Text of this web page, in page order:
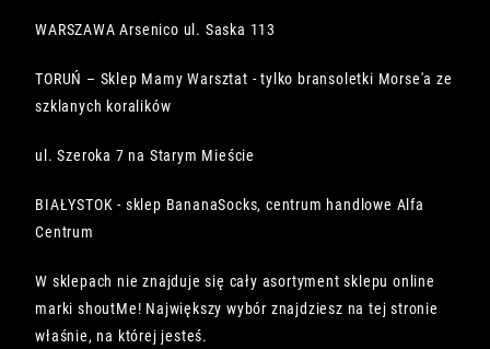
WARSZAWA Arsenico ul. Saska 113
TORUŃ – Sklep Mamy Warsztat - tylko bransoletki Morse'a ze
szklanych koralików
ul. Szeroka 7 na Starym Mieście
BIAŁYSTOK - sklep BananaSocks, centrum handlowe Alfa
Centrum
W sklepach nie znajduje się cały asortyment sklepu online
marki shoutMe! Największy wybór znajdziesz na tej stronie
właśnie, na której jesteś.